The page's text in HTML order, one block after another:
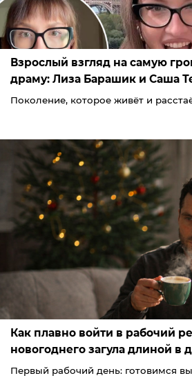
Взрослый взгляд на самую
драму: Лиза Барашик и Саша
Поколение, которое живёт и
Как плавно войти в рабочий
новогоднего загула длиной в
Первый рабочий день: готовимся